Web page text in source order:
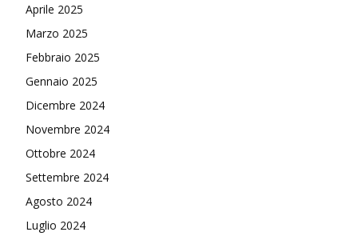
Aprile 2025
Marzo 2025
Febbraio 2025
Gennaio 2025
Dicembre 2024
Novembre 2024
Ottobre 2024
Settembre 2024
Agosto 2024
Luglio 2024